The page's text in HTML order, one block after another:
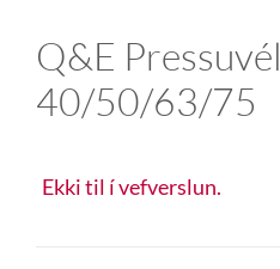
Q&E Pressuvél
40/50/63/75
Ekki til í vefverslun.